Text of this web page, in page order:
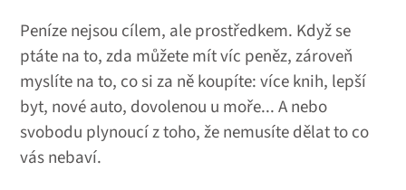
Peníze nejsou cílem, ale prostředkem. Když se
ptáte na to, zda můžete mít víc peněz, zároveň
myslíte na to, co si za ně koupíte: více knih, lepší
byt, nové auto, dovolenou u moře... A nebo
svobodu plynoucí z toho, že nemusíte dělat to co
vás nebaví.